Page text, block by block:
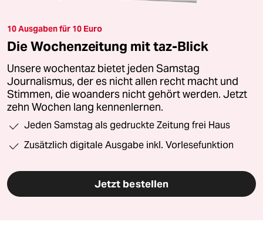
10 Ausgaben für 10 Euro
Die Wochenzeitung mit taz-Blick
Unsere wochentaz bietet jeden Samstag
Journalismus, der es nicht allen recht macht und
Stimmen, die woanders nicht gehört werden. Jetzt
zehn Wochen lang kennenlernen.
Jeden Samstag als gedruckte Zeitung frei Haus
Zusätzlich digitale Ausgabe inkl. Vorlesefunktion
Jetzt bestellen